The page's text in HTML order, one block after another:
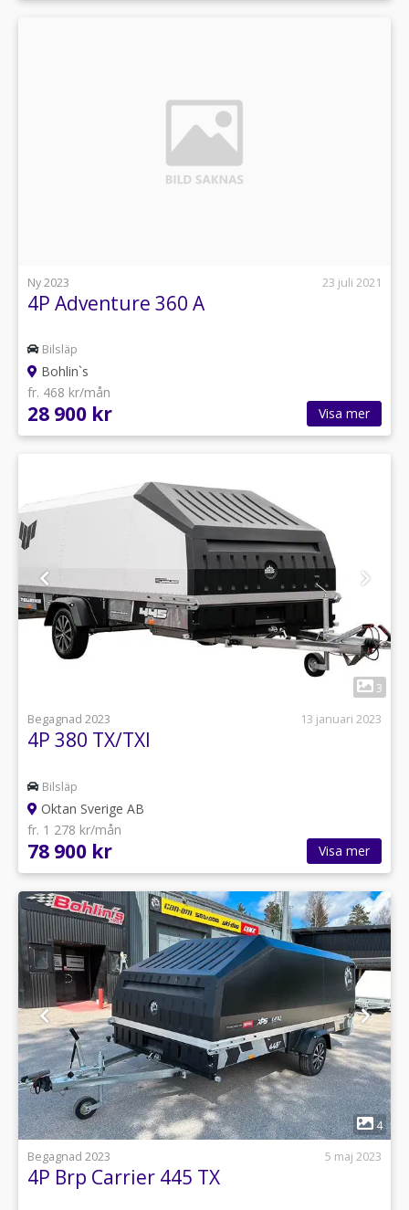
Ny 2023 23 juli 2021
4P Adventure 360 A
Bilsläp
Bohlin`s
fr. 468 kr/mån
28 900 kr Visa mer
3
Begagnad 2023
13 januari 2023
4P 380 TX/TXI
Bilsläp
Oktan Sverige AB
fr. 1 278 kr/mån
78 900 kr Visa mer
1
4
Begagnad 2023
5 maj 2023
4P Brp Carrier 445 TX